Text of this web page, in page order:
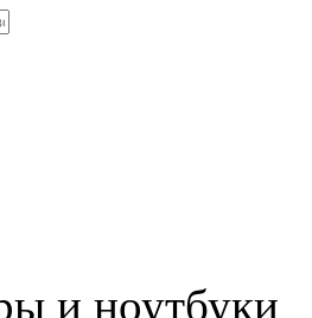
и ноутбуки